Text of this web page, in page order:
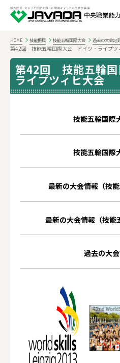
HOME 技能振興 技能五輪国際大会 過去の大会記
第42回 技能五輪国際大会 ドイツ・ライプツ
第42回 技能五輪
ライプツィヒ大会
技能五輪国際
技能五輪国際
最新の大会情報（技能
最新の大会情報（技能
過去の大